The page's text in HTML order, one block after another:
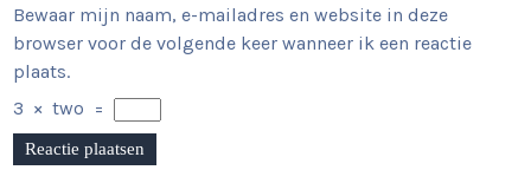
Bewaar mijn naam, e-mailadres en website in deze
browser voor de volgende keer wanneer ik een reactie
plaats.
3 × two =